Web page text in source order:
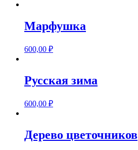
Марфушка
600,00 ₽
Русская зима
600,00 ₽
Дерево цветочников